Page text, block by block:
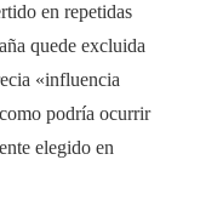
en repetidas
quede excluida
«influencia
podría ocurrir
elegido en